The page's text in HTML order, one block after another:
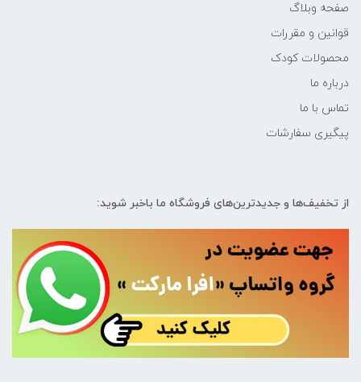
صفحه وبلاگ
قوانین و مقررات
محصولات کودک
درباره ما
تماس با ما
پیگیری سفارشات
از تخفیف‌ها و جدیدترین‌های فروشگاه ما باخبر شوید: